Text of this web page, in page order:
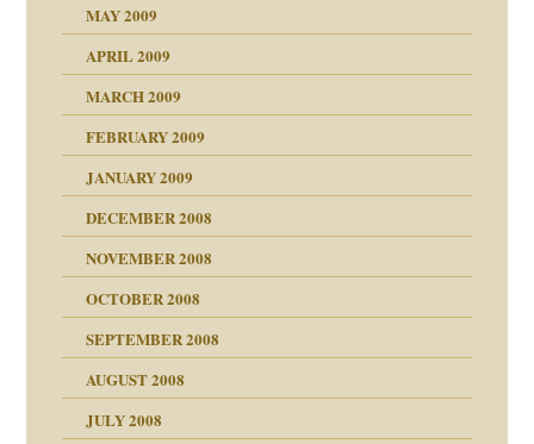
MAY 2009
APRIL 2009
MARCH 2009
FEBRUARY 2009
JANUARY 2009
DECEMBER 2008
NOVEMBER 2008
OCTOBER 2008
SEPTEMBER 2008
AUGUST 2008
JULY 2008